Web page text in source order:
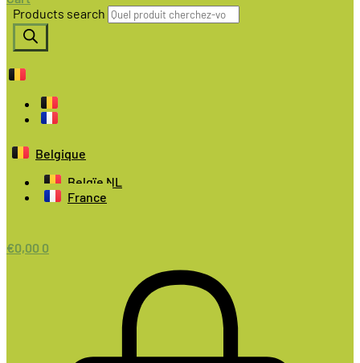
Products search
Belgique
Belgïe NL
France
€0,00 0